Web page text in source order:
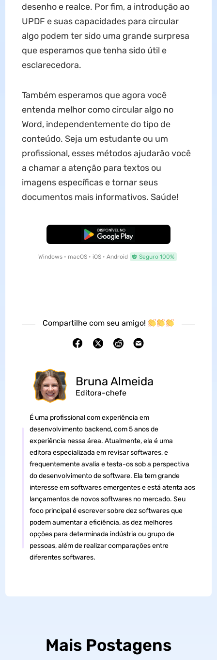
desenho e realce. Por fim, a introdução ao
UPDF e suas capacidades para circular
algo podem ter sido uma grande surpresa
que esperamos que tenha sido útil e
esclarecedora.
Também esperamos que agora você
entenda melhor como circular algo no
Word, independentemente do tipo de
conteúdo. Seja um estudante ou um
profissional, esses métodos ajudarão você
a chamar a atenção para textos ou
imagens específicas e tornar seus
documentos mais informativos. Saúde!
Baixar Grátis
Windows • macOS • iOS • Android Seguro 100%
Compartilhe com seu amigo!
Bruna Almeida
Editora-chefe
É uma profissional com experiência em
desenvolvimento backend, com 5 anos de
experiência nessa área. Atualmente, ela é uma
editora especializada em revisar softwares, e
frequentemente avalia e testa-os sob a perspectiva
do desenvolvimento de software. Ela tem grande
interesse em softwares emergentes e está atenta aos
lançamentos de novos softwares no mercado. Seu
foco principal é escrever sobre dez softwares que
podem aumentar a eficiência, as dez melhores
opções para determinada indústria ou grupo de
pessoas, além de realizar comparações entre
diferentes softwares.
Mais Postagens